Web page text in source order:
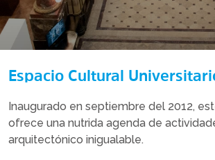
Espacio Cultural
Inaugurado en septiembre del 2012,
ofrece una nutrida agenda de
arquitectónico inigualable.